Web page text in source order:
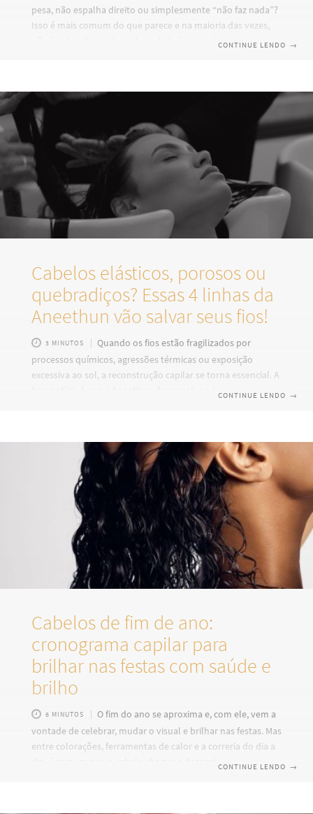
pesa, não espalha direito ou simplesmente “não faz nada”?
Isso é mais comum do que parece e na maioria das vezes,
não é culpa do produto. A verdade é que o óleo capilar é
tudo isso só acontece se você usar da forma certa, e
escolher o
CONTINUE LENDO →
Cabelos elásticos, porosos ou
quebradiços? Essas 4 linhas da
Aneethun vão salvar seus fios!
3 MINUTOS
Quando os fios estão fragilizados por
processos químicos, agressões térmicas ou exposição
excessiva ao sol, a reconstrução capilar se torna essencial. A
boa notícia é que a Aneethun desenvolveu 4 Linhas de
socorro, chegou a hora de conhecer os tratamentos que
vão transformar a saúde dos seus fios. Conheça as 4 linhas
de reconstrução da Aneethun INSIDE
CONTINUE LENDO →
Cabelos de fim de ano:
cronograma capilar para
brilhar nas festas com saúde e
brilho
6 MINUTOS
O fim do ano se aproxima e, com ele, vem a
vontade de celebrar, mudar o visual e brilhar nas festas. Mas
entre colorações, ferramentas de calor e a correria do dia a
dia, é comum que o cabelo chegue a dezembro sem vida,
CONTINUE LENDO →